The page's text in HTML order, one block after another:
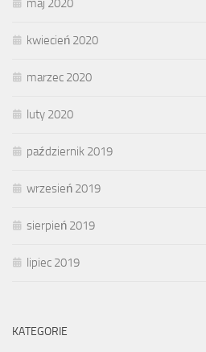
maj 2020
kwiecień 2020
marzec 2020
luty 2020
październik 2019
wrzesień 2019
sierpień 2019
lipiec 2019
KATEGORIE